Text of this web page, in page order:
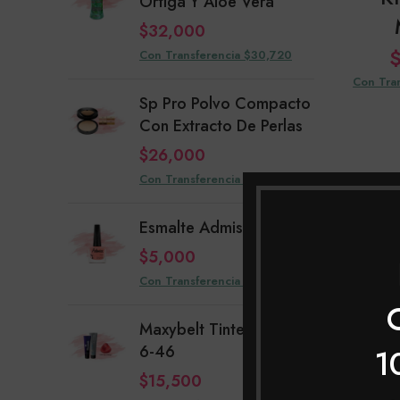
$32,000
Con Transferencia $30,720
Sp Pro Polvo Compacto
Con Extracto De Perlas
$26,000
Con Transferencia $24,960
Esmalte Admiss Yandel
$5,000
Con Transferencia $4,800
Maxybelt Tinte Crema
6-46
$15,500
$
Con
OUT